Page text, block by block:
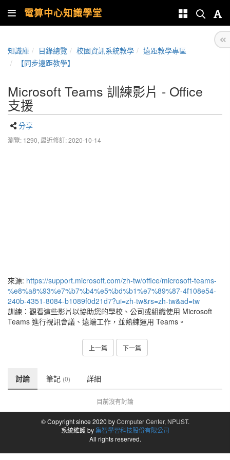
電算中心知識學堂
知識庫 目錄總覽 校園資訊系統教學
遠距教學專區
【同步遠距教學】
Microsoft Teams 訓練影片 - Office
支援
分享
瀏覽: 1290, 最近修訂: 2020-10-14
來源: https://support.microsoft.com/zh-tw/office/microsoft-teams-
%e8%a8%93%e7%b7%b4%e5%bd%b1%e7%89%87-4f108e54-
240b-4351-8084-b1089f0d21d7?ui=zh-tw&rs=zh-tw&ad=tw
訓練：觀看這些影片以協助您的學校、公司或組織使用 Microsoft
Teams 進行視訊會議、遠端工作，並熟練運用 Teams。
上一篇 下一篇
討論 筆記 (0) 詳細
目前沒有討論
© Copyright since 2020 byComputer Center, NPUST.
系統維護 by集智學習科技股份有限公司
All rights reserved.